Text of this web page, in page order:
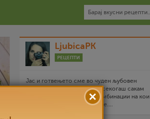
LjubicaPK
РЕЦЕПТИ
Јас и готвењето сме во чуден љубовен
однос,чат-пат откачувам и секогаш сакам
нешто ново,необично....комбинации на кои
најчесто не ни помислуваме....